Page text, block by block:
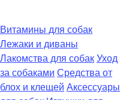
Витaмины для собак
Лежаки и диваны
Лакомства для собак Уход
за собаками Средства от
блох и клещей Аксессуары